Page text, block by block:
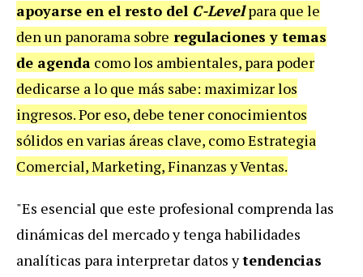
apoyarse en el resto del C-Levelpara que le
den un panorama sobre regulaciones y temas
de agenda como los ambientales, para poder
dedicarse a lo que más sabe: maximizar los
ingresos. Por eso, debe tener conocimientos
sólidos en varias áreas clave, como Estrategia
Comercial, Marketing, Finanzas y Ventas.
"Es esencial que este profesional comprenda las
dinámicas del mercado y tenga habilidades
analíticas para interpretar datos ytendencias